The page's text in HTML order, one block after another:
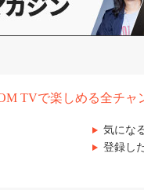
TVで楽しめる全チャ
気にな
登録し